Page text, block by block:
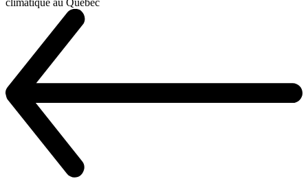
climatique au Québec